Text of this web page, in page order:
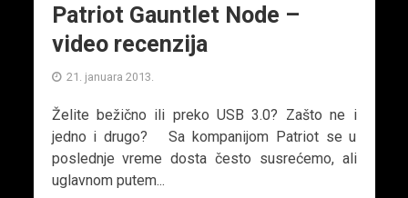
Patriot Gauntlet Node –
video recenzija
21. januara 2013.
Želite bežično ili preko USB 3.0? Zašto ne i
jedno i drugo? Sa kompanijom Patriot se u
poslednje vreme dosta često susrećemo, ali
uglavnom putem...